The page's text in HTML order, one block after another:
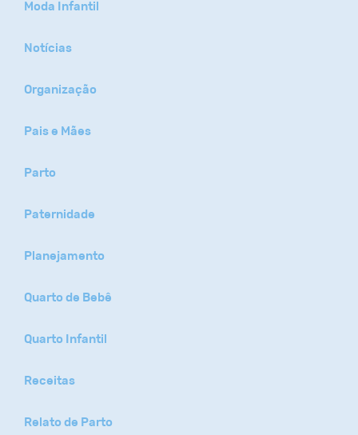
Moda Infantil
Notícias
Organização
Pais e Mães
Parto
Paternidade
Planejamento
Quarto de Bebê
Quarto Infantil
Receitas
Relato de Parto